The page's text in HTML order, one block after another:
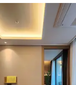
para parejas y